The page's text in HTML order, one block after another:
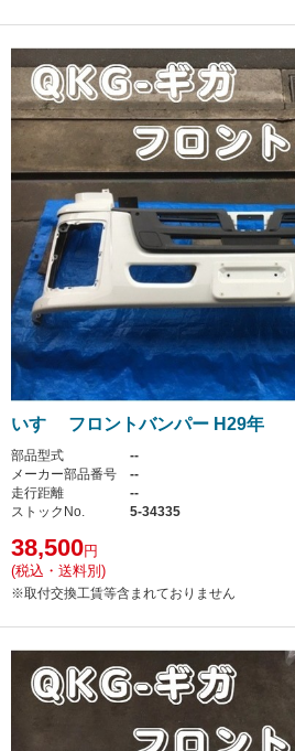
いすゞ フロントバンパー H29年
部品型式
--
メーカー部品番号
--
走行距離
--
ストックNo.
5-34335
38,500円
(税込・送料別)
※取付交換工賃等含まれておりません